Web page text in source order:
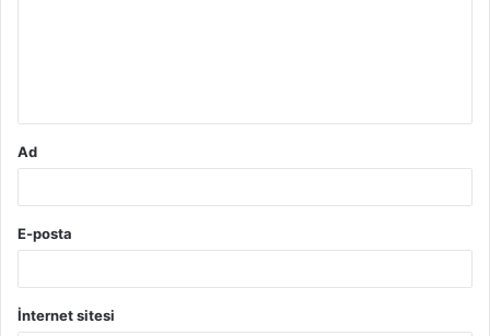
Ad
E-posta
İnternet sitesi